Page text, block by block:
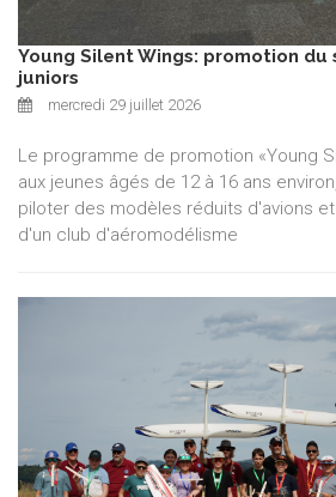
Young Silent Wings: promotion du
juniors
mercredi 29 juillet 2026
Le programme de promotion «Young
aux jeunes âgés de 12 à 16 ans
piloter des modèles réduits d'avions
d'un club d'aéromodélisme